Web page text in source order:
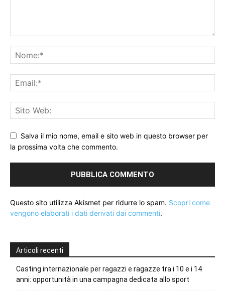
Salva il mio nome, email e sito web in questo browser per
la prossima volta che commento.
Questo sito utilizza Akismet per ridurre lo spam. Scopri come
vengono elaborati i dati derivati dai commenti.
Articoli recenti
Casting internazionale per ragazzi e ragazze tra i 10 e i 14
anni: opportunità in una campagna dedicata allo sport